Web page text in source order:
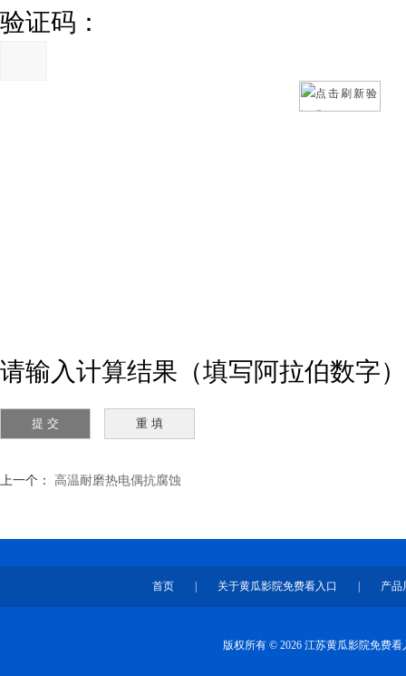
验证码：
请输入计算结果（填写阿拉伯数字
上一个： 高温耐磨热电偶抗腐蚀
首页 关于黄瓜影院免费看入口 产品
版权所有 © 2026 江苏黄瓜影院免费